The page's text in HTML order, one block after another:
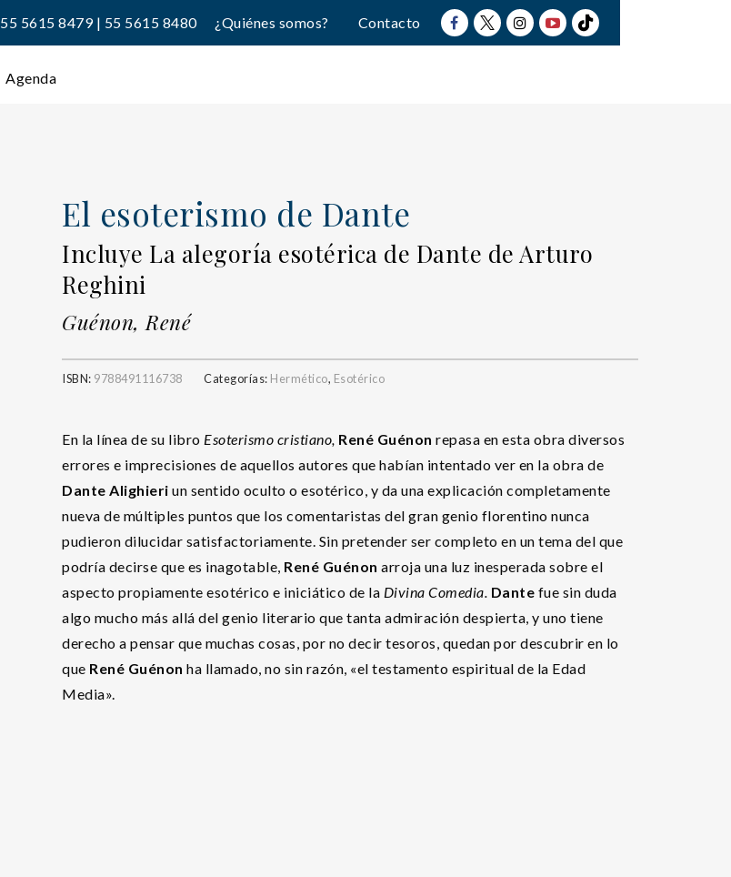
55 5615 8479 | 55 5615 8480 ¿Quiénes somos? Contacto
Agenda
El esoterismo de Dante
Incluye La alegoría esotérica de Dante de Arturo
Reghini
Guénon, René
ISBN: 9788491116738 Categorías: Hermético, Esotérico
En la línea de su libro Esoterismo cristiano, René Guénon repasa en esta obra diversos
errores e imprecisiones de aquellos autores que habían intentado ver en la obra de
Dante Alighieri un sentido oculto o esotérico, y da una explicación completamente
nueva de múltiples puntos que los comentaristas del gran genio florentino nunca
pudieron dilucidar satisfactoriamente. Sin pretender ser completo en un tema del que
podría decirse que es inagotable, René Guénon arroja una luz inesperada sobre el
aspecto propiamente esotérico e iniciático de la Divina Comedia. Dante fue sin duda
algo mucho más allá del genio literario que tanta admiración despierta, y uno tiene
derecho a pensar que muchas cosas, por no decir tesoros, quedan por descubrir en lo
que René Guénon ha llamado, no sin razón, «el testamento espiritual de la Edad
Media».